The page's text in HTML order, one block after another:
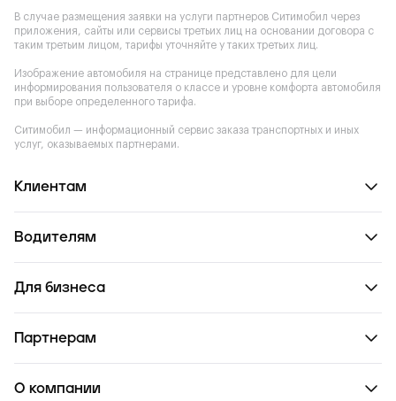
В случае размещения заявки на услуги партнеров Ситимобил через
приложения, сайты или сервисы третьих лиц на основании договора с
таким третьим лицом, тарифы уточняйте у таких третьих лиц.
Изображение автомобиля на странице представлено для цели
информирования пользователя о классе и уровне комфорта автомобиля
при выборе определенного тарифа.
Ситимобил — информационный сервис заказа транспортных и иных
услуг, оказываемых партнерами.
Клиентам
Водителям
Для бизнеса
Партнерам
О компании